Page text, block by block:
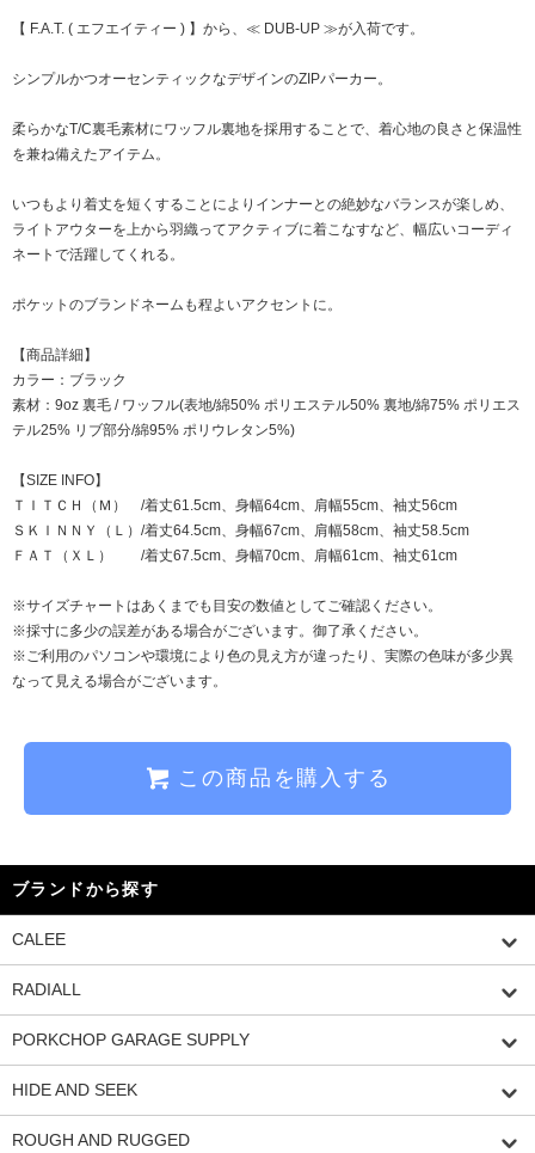
【 F.A.T. ( エフエイティー ) 】から、≪ DUB-UP ≫が入荷です。
シンプルかつオーセンティックなデザインのZIPパーカー。
柔らかなT/C裏毛素材にワッフル裏地を採用することで、着心地の良さと保温性
を兼ね備えたアイテム。
いつもより着丈を短くすることによりインナーとの絶妙なバランスが楽しめ、
ライトアウターを上から羽織ってアクティブに着こなすなど、幅広いコーディ
ネートで活躍してくれる。
ポケットのブランドネームも程よいアクセントに。
【商品詳細】
カラー：ブラック
素材：9oz 裏毛 / ワッフル(表地/綿50% ポリエステル50% 裏地/綿75% ポリエス
テル25% リブ部分/綿95% ポリウレタン5%)
【SIZE INFO】
ＴＩＴＣＨ（Ｍ） /着丈61.5cm、身幅64cm、肩幅55cm、袖丈56cm
ＳＫＩＮＮＹ（Ｌ）/着丈64.5cm、身幅67cm、肩幅58cm、袖丈58.5cm
ＦＡＴ（ＸＬ） /着丈67.5cm、身幅70cm、肩幅61cm、袖丈61cm
※サイズチャートはあくまでも目安の数値としてご確認ください。
※採寸に多少の誤差がある場合がございます。御了承ください。
※ご利用のパソコンや環境により色の見え方が違ったり、実際の色味が多少異
なって見える場合がございます。
この商品を購入する
ブランドから探す
CALEE
RADIALL
PORKCHOP GARAGE SUPPLY
HIDE AND SEEK
ROUGH AND RUGGED